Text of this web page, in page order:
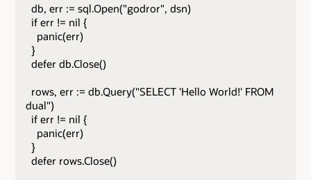
db, err := sql.Open("godror", dsn)
if err != nil {
panic(err)
}
defer db.Close()
rows, err := db.Query("SELECT 'Hello World!' FROM
dual")
if err != nil {
panic(err)
}
defer rows.Close()